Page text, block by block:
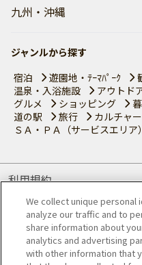
九州・沖縄
ジャンルから探す
宿泊
遊園地・ﾃｰﾏﾊﾟｰｸ
温泉・入浴施設
アウトド
グルメ
ショッピング
道の駅
旅行
カルチャー
ＳＡ・ＰＡ（サービスエリア）
利用規約
個人情報の取り扱いにつ
会員優待サービスの提携
We collect unique
analyze our traffic and to
share information about
analytics and advertising
with other information that